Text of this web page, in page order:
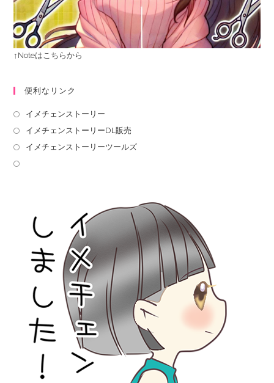
↑Noteはこちらから
便利なリンク
イメチェンストーリー
イメチェンストーリーDL販売
イメチェンストーリーツールズ